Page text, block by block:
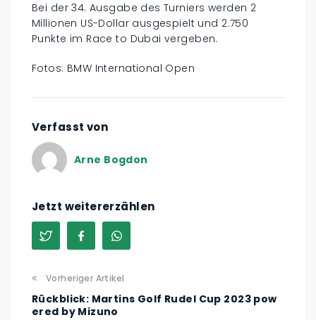
Bei der 34. Ausgabe des Turniers werden 2
Millionen US-Dollar ausgespielt und 2.750
Punkte im Race to Dubai vergeben.
Fotos: BMW International Open
Verfasst von
Arne Bogdon
Jetzt weitererzählen
Vorheriger Artikel
Rückblick: Martins Golf Rudel Cup 2023 pow
ered by Mizuno